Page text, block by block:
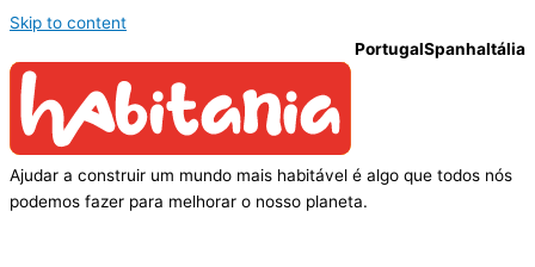
Skip to content
PortugalSpanhaItália
Ajudar a construir um mundo mais habitável é algo que todos nós
podemos fazer para melhorar o nosso planeta.